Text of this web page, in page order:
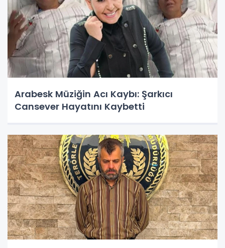
Arabesk Müziğin Acı Kaybı: Şarkıcı
Cansever Hayatını Kaybetti